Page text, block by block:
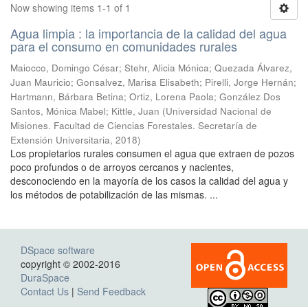
Now showing items 1-1 of 1
Agua limpia : la importancia de la calidad del agua
para el consumo en comunidades rurales
Maiocco, Domingo César; Stehr, Alicia Mónica; Quezada Álvarez,
Juan Mauricio; Gonsalvez, Marisa Elisabeth; Pirelli, Jorge Hernán;
Hartmann, Bárbara Betina; Ortiz, Lorena Paola; González Dos
Santos, Mónica Mabel; Kittle, Juan (Universidad Nacional de
Misiones. Facultad de Ciencias Forestales. Secretaría de
Extensión Universitaria, 2018)
Los propietarios rurales consumen el agua que extraen de pozos
poco profundos o de arroyos cercanos y nacientes,
desconociendo en la mayoría de los casos la calidad del agua y
los métodos de potabilización de las mismas. ...
DSpace software
copyright © 2002-2016
DuraSpace
Contact Us | Send Feedback